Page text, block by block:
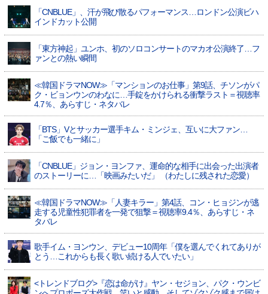
「CNBLUE」、汗が飛び散るパフォーマンス…ロンドン公演ビハ
インドカット公開
「東方神起」ユンホ、初のソロコンサートのマカオ公演終了…フ
ァンとの熱い瞬間
≪韓国ドラマNOW≫「マンションのお仕事」第9話、チソンがパ
ク・ビョンウンのわなに…手錠をかけられる衝撃ラスト＝視聴率
4.7％、あらすじ・ネタバレ
「BTS」Vとサッカー選手キム・ミンジェ、互いに大ファン…
「ご飯でも一緒に」
「CNBLUE」ジョン・ヨンファ、運命的な相手に出会った出演者
のストーリーに…「映画みたいだ」 （わたしに残された恋愛）
≪韓国ドラマNOW≫「人妻キラー」第4話、コン・ヒョジンが逃
走する児童性犯罪者を一発で狙撃＝視聴率9.4％、あらすじ・ネ
タバレ
歌手イム・ヨンウン、デビュー10周年「僕を選んでくれてありが
とう…これからも長く歌い続ける人でいたい」
<トレンドブログ>『恋は命がけ』ヤン・セジョン、パク・ウンビ